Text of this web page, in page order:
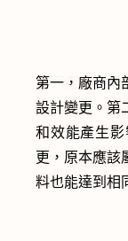
第一，廠商內
設計變更。第
和效能產生
更，原本應該
料也能達到相